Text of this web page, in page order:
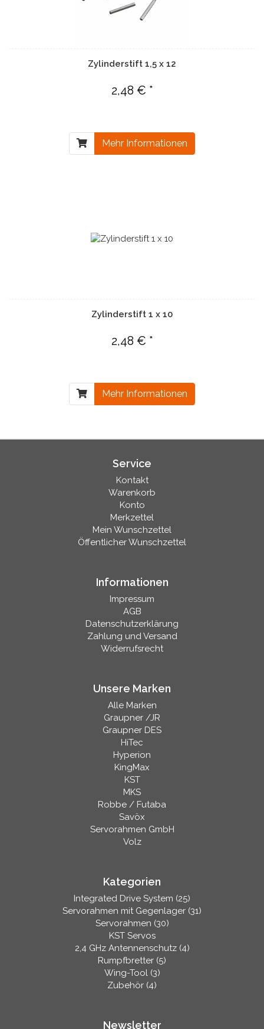
Zylinderstift 1,5 x 12
2,48 € *
Mehr Informationen
Zylinderstift 1 x 10
2,48 € *
Mehr Informationen
Service
Kontakt
Warenkorb
Konto
Merkzettel
Mein Wunschzettel
Öffentlicher Wunschzettel
Informationen
Impressum
AGB
Datenschutzerklärung
Zahlung und Versand
Widerrufsrecht
Unsere Marken
Alle Marken
Graupner /JR
Graupner DES
HiTec
Hyperion
KingMax
KST
MKS
Robbe / Futaba
Savöx
Servorahmen GmbH
Volz
Kategorien
Integrated Drive System (25)
Servorahmen mit Gegenlager (31)
Servorahmen (30)
KST Servos
2,4 GHz Antennenschutz (4)
Rumpfbretter (5)
Wing-Tool (3)
Zubehör (4)
Newsletter